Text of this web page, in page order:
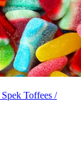
Spek Toffees /